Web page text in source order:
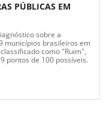
PÚBLICAS EM
sobre a
municípios brasileiros em
como "Ruim",
pontos de 100 possíveis.